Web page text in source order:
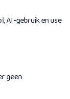
AI-gebruik en use
geen